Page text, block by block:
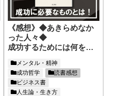
《感想》◆あきらめなか
った人々◆
成功するためには何をす
成功に向けて今の自分に
足りないものが見えてく
る！
メンタル・精神
成功哲学
読書感想
ビジネス書
人生論・生き方